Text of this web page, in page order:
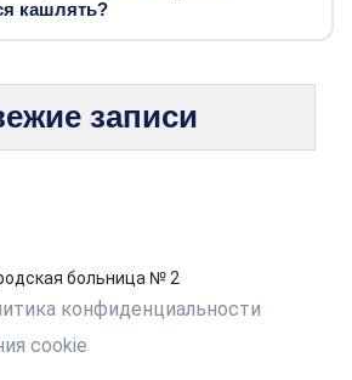
кашлять?
записи
больница № 2
конфиденциальности
cookie